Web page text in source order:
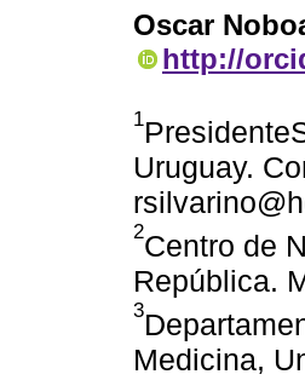
Oscar
http://
1
Uruguay.
2Centro de
República.
3
Medicina,